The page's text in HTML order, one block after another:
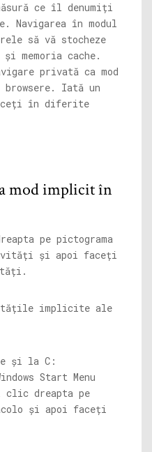
ce îl denumiți
Navigarea în modul
să vă stocheze
memoria cache.
privată ca mod
Iată un
în diferite
mod implicit în
pe pictograma
și apoi faceți
și la C:
Start Menu
clic dreapta pe
și apoi faceți